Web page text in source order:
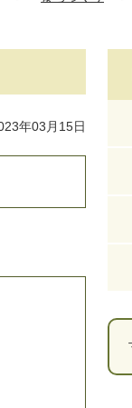
年03月15日